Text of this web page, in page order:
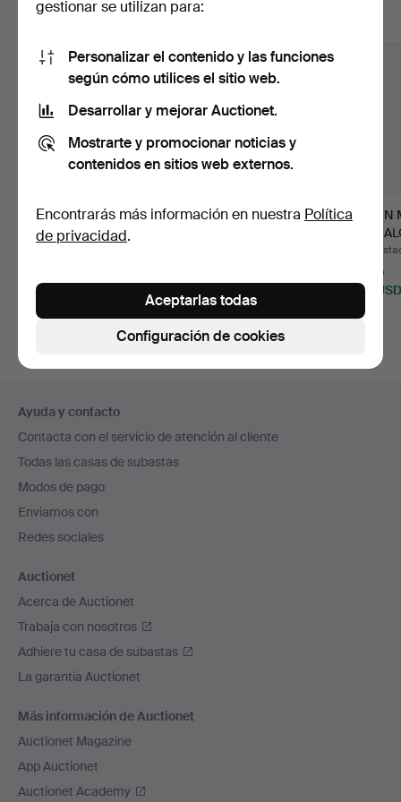
LOUIS VITTON. LOUIS
VUITTON SPEEDY 30
694 USD
HEBILLA DE
1 puja
35 USD
en
el
pie
de
página
Ayuda y contacto
Contacta con el servicio de atención al cliente
Todas las casas de subastas
Modos de pago
Enviamos con
Redes sociales
Auctionet
Acerca de Auctionet
Trabaja con nosotros
Adhiere tu casa de subastas
La garantía Auctionet
Más información de Auctionet
Auctionet Magazine
App Auctionet
Auctionet Academy
gestionar se utilizan para:
Personalizar el contenido y las funciones
según cómo utilices el sitio web.
Desarrollar y mejorar Auctionet.
Mostrarte y promocionar noticias y
contenidos en sitios web externos.
Encontrarás más información en nuestra Política
de privacidad.
Configuración de cookies
Aceptarlas todas